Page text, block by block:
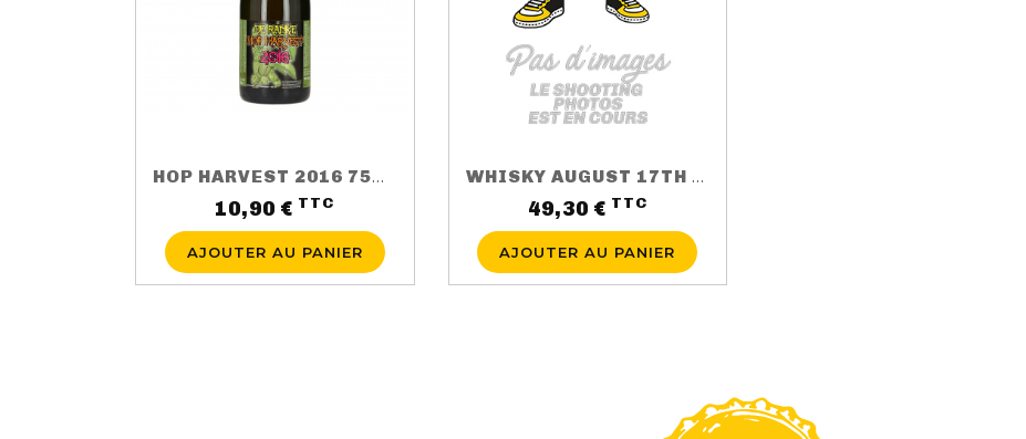
HOP HARVEST 2016 75CL 5.5%
10,90 € TTC
AJOUTER AU PANIER
WHISKY AUGUST 17TH 3 ANS 50CL 40%
49,30 € TTCPrix
AJOUTER AU PANIER